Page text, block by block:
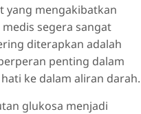
yang mengakibatkan
segera sangat
diterapkan adalah
penting dalam
ke dalam aliran darah.
glukosa menjadi